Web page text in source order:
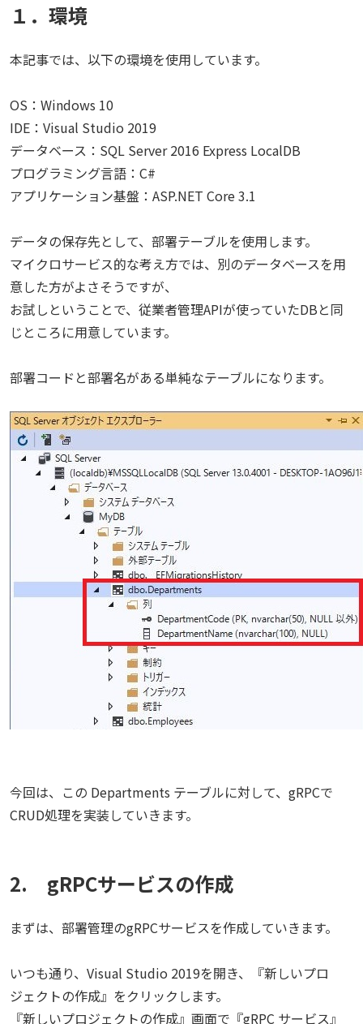
１．環境
本記事では、以下の環境を使用しています。
OS：Windows 10
IDE：Visual Studio 2019
データベース：SQL Server 2016 Express LocalDB
プログラミング言語：C#
アプリケーション基盤：ASP.NET Core 3.1
データの保存先として、部署テーブルを使用します。
マイクロサービス的な考え方では、別のデータベースを用
意した方がよさそうですが、
お試しということで、従業者管理APIが使っていたDBと同
じところに用意しています。
部署コードと部署名がある単純なテーブルになります。
今回は、この Departments テーブルに対して、gRPCで
CRUD処理を実装していきます。
2. gRPCサービスの作成
まずは、部署管理のgRPCサービスを作成していきます。
いつも通り、Visual Studio 2019を開き、『新しいプロ
ジェクトの作成』をクリックします。
『新しいプロジェクトの作成』画面で『gRPC サービス』